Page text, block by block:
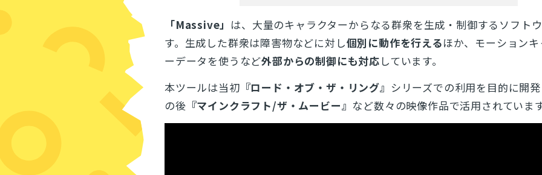
「Massive」 は、 大量のキャラクターからなる群衆を生成・制御するソフト
す。生成した群衆は障害物などに対し個別に動作を行えるほか、モーション
ーデータを使うなど外部からの制御にも対応 しています。
本ツールは当初 『ロード・オブ・ザ・リング』 シリーズでの利用を目的に開
の後 『マインクラフト/ザ・ムービー』 など数々の映像作品で活用されていま